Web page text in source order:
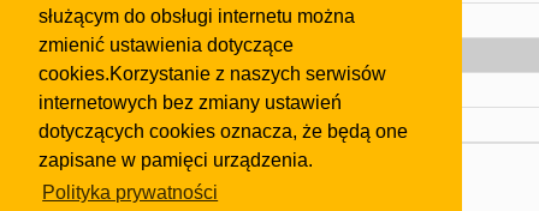
służącym do obsługi internetu można
zmienić ustawienia dotyczące
cookies.Korzystanie z naszych serwisów
internetowych bez zmiany ustawień
dotyczących cookies oznacza, że będą one
zapisane w pamięci urządzenia.
Polityka prywatności
Kontakt
Strefa dla biznesu
Dealerzy i autokomisy
Skontaktuj się z nami